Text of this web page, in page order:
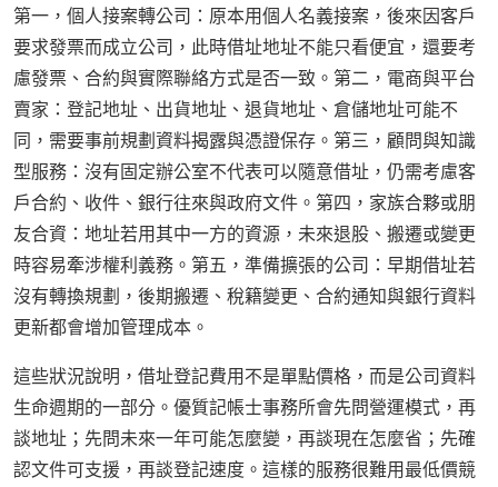
第一，個人接案轉公司：原本用個人名義接案，後來因客戶
要求發票而成立公司，此時借址地址不能只看便宜，還要考
慮發票、合約與實際聯絡方式是否一致。第二，電商與平台
賣家：登記地址、出貨地址、退貨地址、倉儲地址可能不
同，需要事前規劃資料揭露與憑證保存。第三，顧問與知識
型服務：沒有固定辦公室不代表可以隨意借址，仍需考慮客
戶合約、收件、銀行往來與政府文件。第四，家族合夥或朋
友合資：地址若用其中一方的資源，未來退股、搬遷或變更
時容易牽涉權利義務。第五，準備擴張的公司：早期借址若
沒有轉換規劃，後期搬遷、稅籍變更、合約通知與銀行資料
更新都會增加管理成本。
這些狀況說明，借址登記費用不是單點價格，而是公司資料
生命週期的一部分。優質記帳士事務所會先問營運模式，再
談地址；先問未來一年可能怎麼變，再談現在怎麼省；先確
認文件可支援，再談登記速度。這樣的服務很難用最低價競